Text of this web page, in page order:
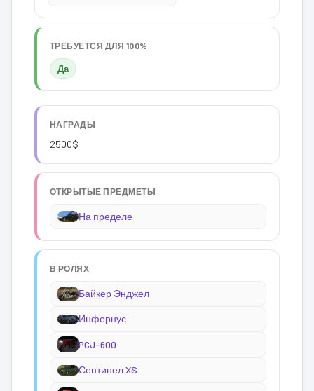
ТРЕБУЕТСЯ ДЛЯ 100%
Да
НАГРАДЫ
2500$
ОТКРЫТЫЕ ПРЕДМЕТЫ
На пределе
В РОЛЯХ
Байкер Энджел
Инфернус
PCJ-600
Сентинел XS